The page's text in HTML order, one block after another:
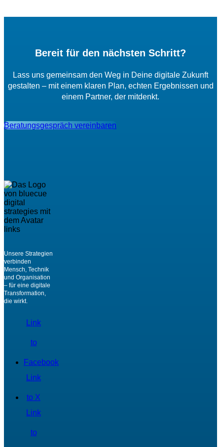
Bereit für den nächsten Schritt?
Lass uns gemeinsam den Weg in Deine digitale Zukunft
gestalten – mit einem klaren Plan, echten Ergebnissen und
einem Partner, der mitdenkt.
Beratungsgespräch vereinbaren
Unsere Strategien
verbinden
Mensch, Technik
und Organisation
– für eine digitale
Transformation,
die wirkt.
Link
to
Facebook
Link
to X
Link
to